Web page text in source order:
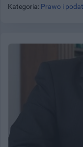
Kategoria: Prawo i